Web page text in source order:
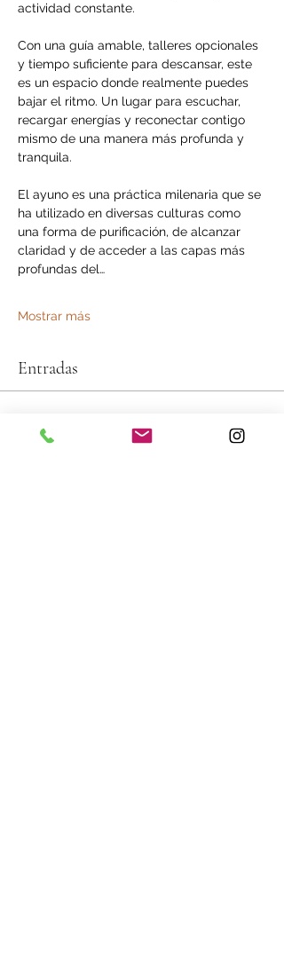
actividad constante.
Con una guía amable, talleres opcionales
y tiempo suficiente para descansar, este
es un espacio donde realmente puedes
bajar el ritmo. Un lugar para escuchar,
recargar energías y reconectar contigo
mismo de una manera más profunda y
tranquila.
El ayuno es una práctica milenaria que se
ha utilizado en diversas culturas como
una forma de purificación, de alcanzar
claridad y de acceder a las capas más
profundas del…
Mostrar más
Entradas
General Admission